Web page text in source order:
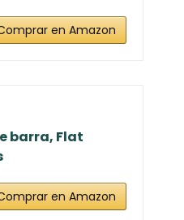
en Amazon
barra, Flat
en Amazon